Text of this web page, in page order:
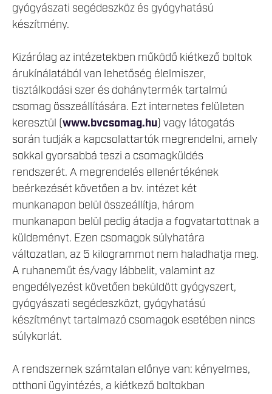
gyógyászati segédeszköz és gyógyhatású
készítmény.
Kizárólag az intézetekben működő kiétkező boltok
árukínálatából van lehetőség élelmiszer,
tisztálkodási szer és dohánytermék tartalmú
csomag összeállítására. Ezt internetes felületen
keresztül (www.bvcsomag.hu) vagy látogatás
során tudják a kapcsolattartók megrendelni, amely
sokkal gyorsabbá teszi a csomagküldés
rendszerét. A megrendelés ellenértékének
beérkezését követően a bv. intézet két
munkanapon belül összeállítja, három
munkanapon belül pedig átadja a fogvatartottnak a
küldeményt. Ezen csomagok súlyhatára
változatlan, az 5 kilogrammot nem haladhatja meg.
A ruhaneműt és/vagy lábbelit, valamint az
engedélyezést követően beküldött gyógyszert,
gyógyászati segédeszközt, gyógyhatású
készítményt tartalmazó csomagok esetében nincs
súlykorlát.
A rendszernek számtalan előnye van: kényelmes,
otthoni ügyintézés, a kiétkező boltokban